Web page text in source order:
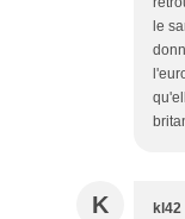
le
K kl42